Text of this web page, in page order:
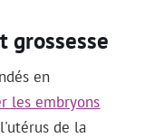
grossesse
en
les embryons
de la